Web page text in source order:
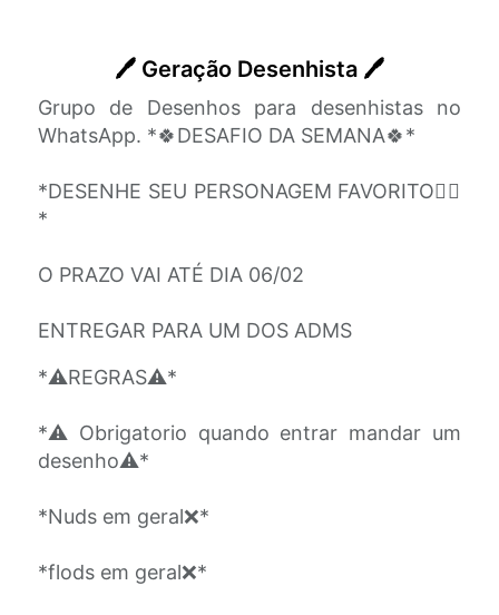
🖊 Geração Desenhista 🖊
Grupo de Desenhos para desenhistas no
WhatsApp. *🍀DESAFIO DA SEMANA🍀*
*DESENHE SEU PERSONAGEM FAVORITO✍🏼
*
O PRAZO VAI ATÉ DIA 06/02
ENTREGAR PARA UM DOS ADMS
*⚠️REGRAS⚠️*
*⚠️Obrigatorio quando entrar mandar um
desenho⚠️*
*Nuds em geral❌*
*flods em geral❌*